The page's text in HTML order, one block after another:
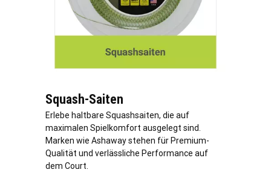
Squash-Saiten
Erlebe haltbare Squashsaiten, die auf
maximalen Spielkomfort ausgelegt sind.
Marken wie Ashaway stehen für Premium-
Qualität und verlässliche Performance auf
dem Court.